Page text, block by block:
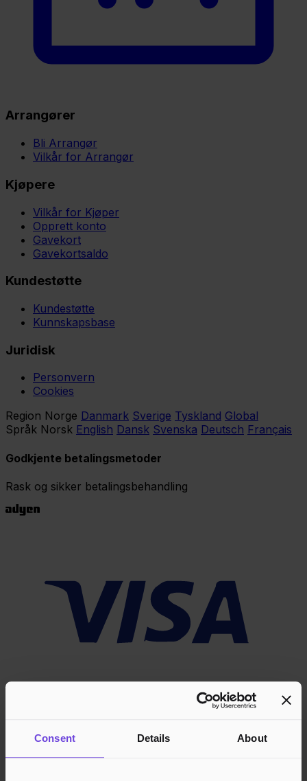
Consent Details About
Arrangører
Bli Arrangør
Vilkår for Arrangør
Kjøpere
Vilkår for Kjøper
Opprett konto
Gavekort
Gavekortsaldo
Kundestøtte
Kundestøtte
Kunnskapsbase
Juridisk
Personvern
Cookies
Region Norge Danmark Sverige Tyskland Global
Språk Norsk English Dansk Svenska Deutsch Français
Godkjente betalingsmetoder
Rask og sikker betalingsbehandling